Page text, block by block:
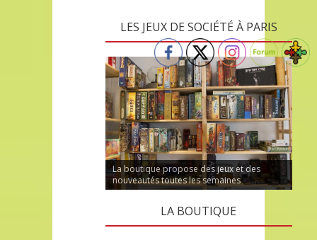
LES JEUX DE SOCIÉTÉ À PARIS
La boutique propose des jeux et des
nouveautés toutes les semaines
LA BOUTIQUE